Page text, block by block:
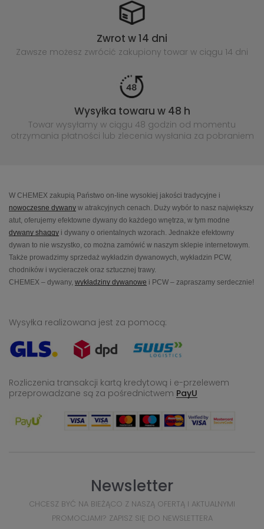
Zwrot w 14 dni
Zawsze możesz zwrócić zakupiony towar w ciągu 14 dni
Wysyłka towaru w 48 h
Towar wysyłamy w ciągu 48 godzin od momentu
otrzymania płatności lub zlecenia wysłania za pobraniem
W CHEMEX zakupią Państwo on-line wysokiej jakości tradycyjne i
nowoczesne dywany w atrakcyjnych cenach. Duży wybór to nasz największy
atut, oferujemy efektowne dywany do każdego wnętrza, w tym modne
dywany shaggy i dywany o orientalnych wzorach. Jednakże efektowny
dywan to nie wszystko, co można zamówić w naszym sklepie internetowym.
Także prowadzimy sprzedaż wykładzin dywanowych, wykładzin PCW,
chodników i wycieraczek oraz sztucznej trawy.
CHEMEX – dywany, wykładziny dywanowe i PCW – zapraszamy serdecznie!
Wysyłka realizowana jest za pomocą:
Rozliczenia transakcji kartą kredytową i e-przelewem
przeprowadzane są za pośrednictwem PayU
Newsletter
CHCESZ BYĆ NA BIEŻĄCO Z NASZĄ OFERTĄ I AKTUALNYMI
PROMOCJAMI? ZAPISZ SIĘ DO NEWSLETTERA